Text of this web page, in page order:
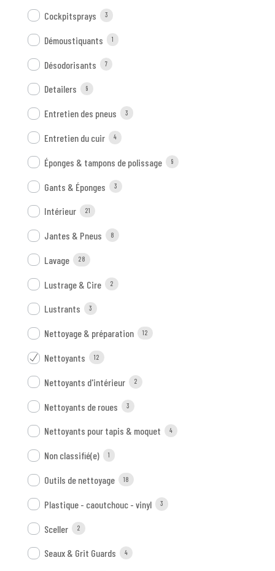
Cockpitsprays 3
Démoustiquants 1
Désodorisants 7
Detailers 9
Entretien des pneus 3
Entretien du cuir 4
Éponges & tampons de polissage 9
Gants & Éponges 3
Intérieur 21
Jantes & Pneus 8
Lavage 28
Lustrage & Cire 2
Lustrants 3
Nettoyage & préparation 12
Nettoyants 12
Nettoyants d'intérieur 2
Nettoyants de roues 3
Nettoyants pour tapis & moquet 4
Non classifié(e) 1
Outils de nettoyage 18
Plastique - caoutchouc - vinyl 3
Sceller 2
Seaux & Grit Guards 4